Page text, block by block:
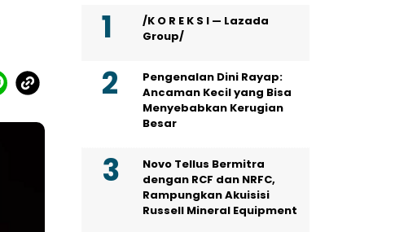
/K O R E K S I — Lazada
Group/
Pengenalan Dini Rayap:
Ancaman Kecil yang Bisa
Menyebabkan Kerugian
Besar
Novo Tellus Bermitra
dengan RCF dan NRFC,
Rampungkan Akuisisi
Russell Mineral Equipment